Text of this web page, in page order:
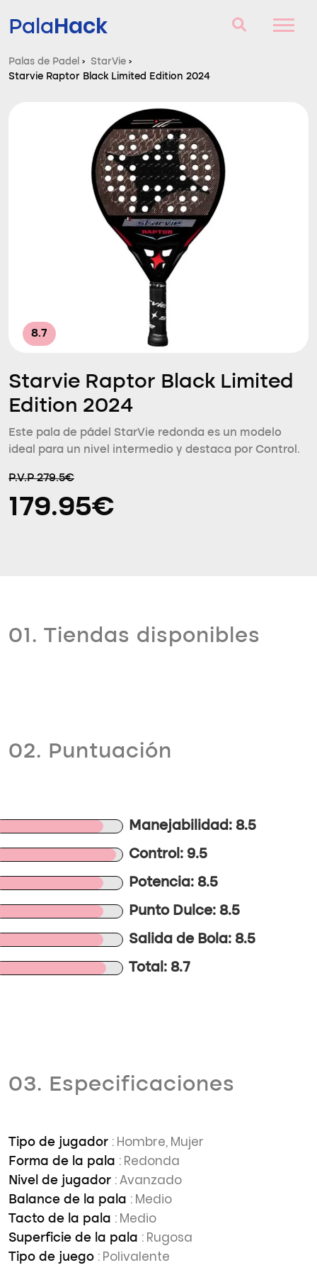
PalaHack
Palas de Padel
Consultorio
Comparador
Palas de Padel › StarVie ›
Starvie Raptor Black Limited Edition 2024
8.7
Starvie Raptor Black Limited
Edition 2024
Este pala de pádel StarVie redonda es un modelo
ideal para un nivel intermedio y destaca por Control.
P.V.P 279.5€
179.95€
01. Tiendas disponibles
02. Puntuación
Manejabilidad: 8.5
Control: 9.5
Potencia: 8.5
Punto Dulce: 8.5
Salida de Bola: 8.5
Total: 8.7
03. Especificaciones
Tipo de jugador : Hombre, Mujer
Forma de la pala : Redonda
Nivel de jugador : Avanzado
Balance de la pala : Medio
Tacto de la pala : Medio
Superficie de la pala : Rugosa
Tipo de juego : Polivalente